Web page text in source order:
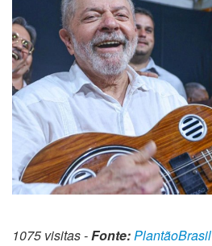
1075 visitas -Fonte:PlantãoBrasil